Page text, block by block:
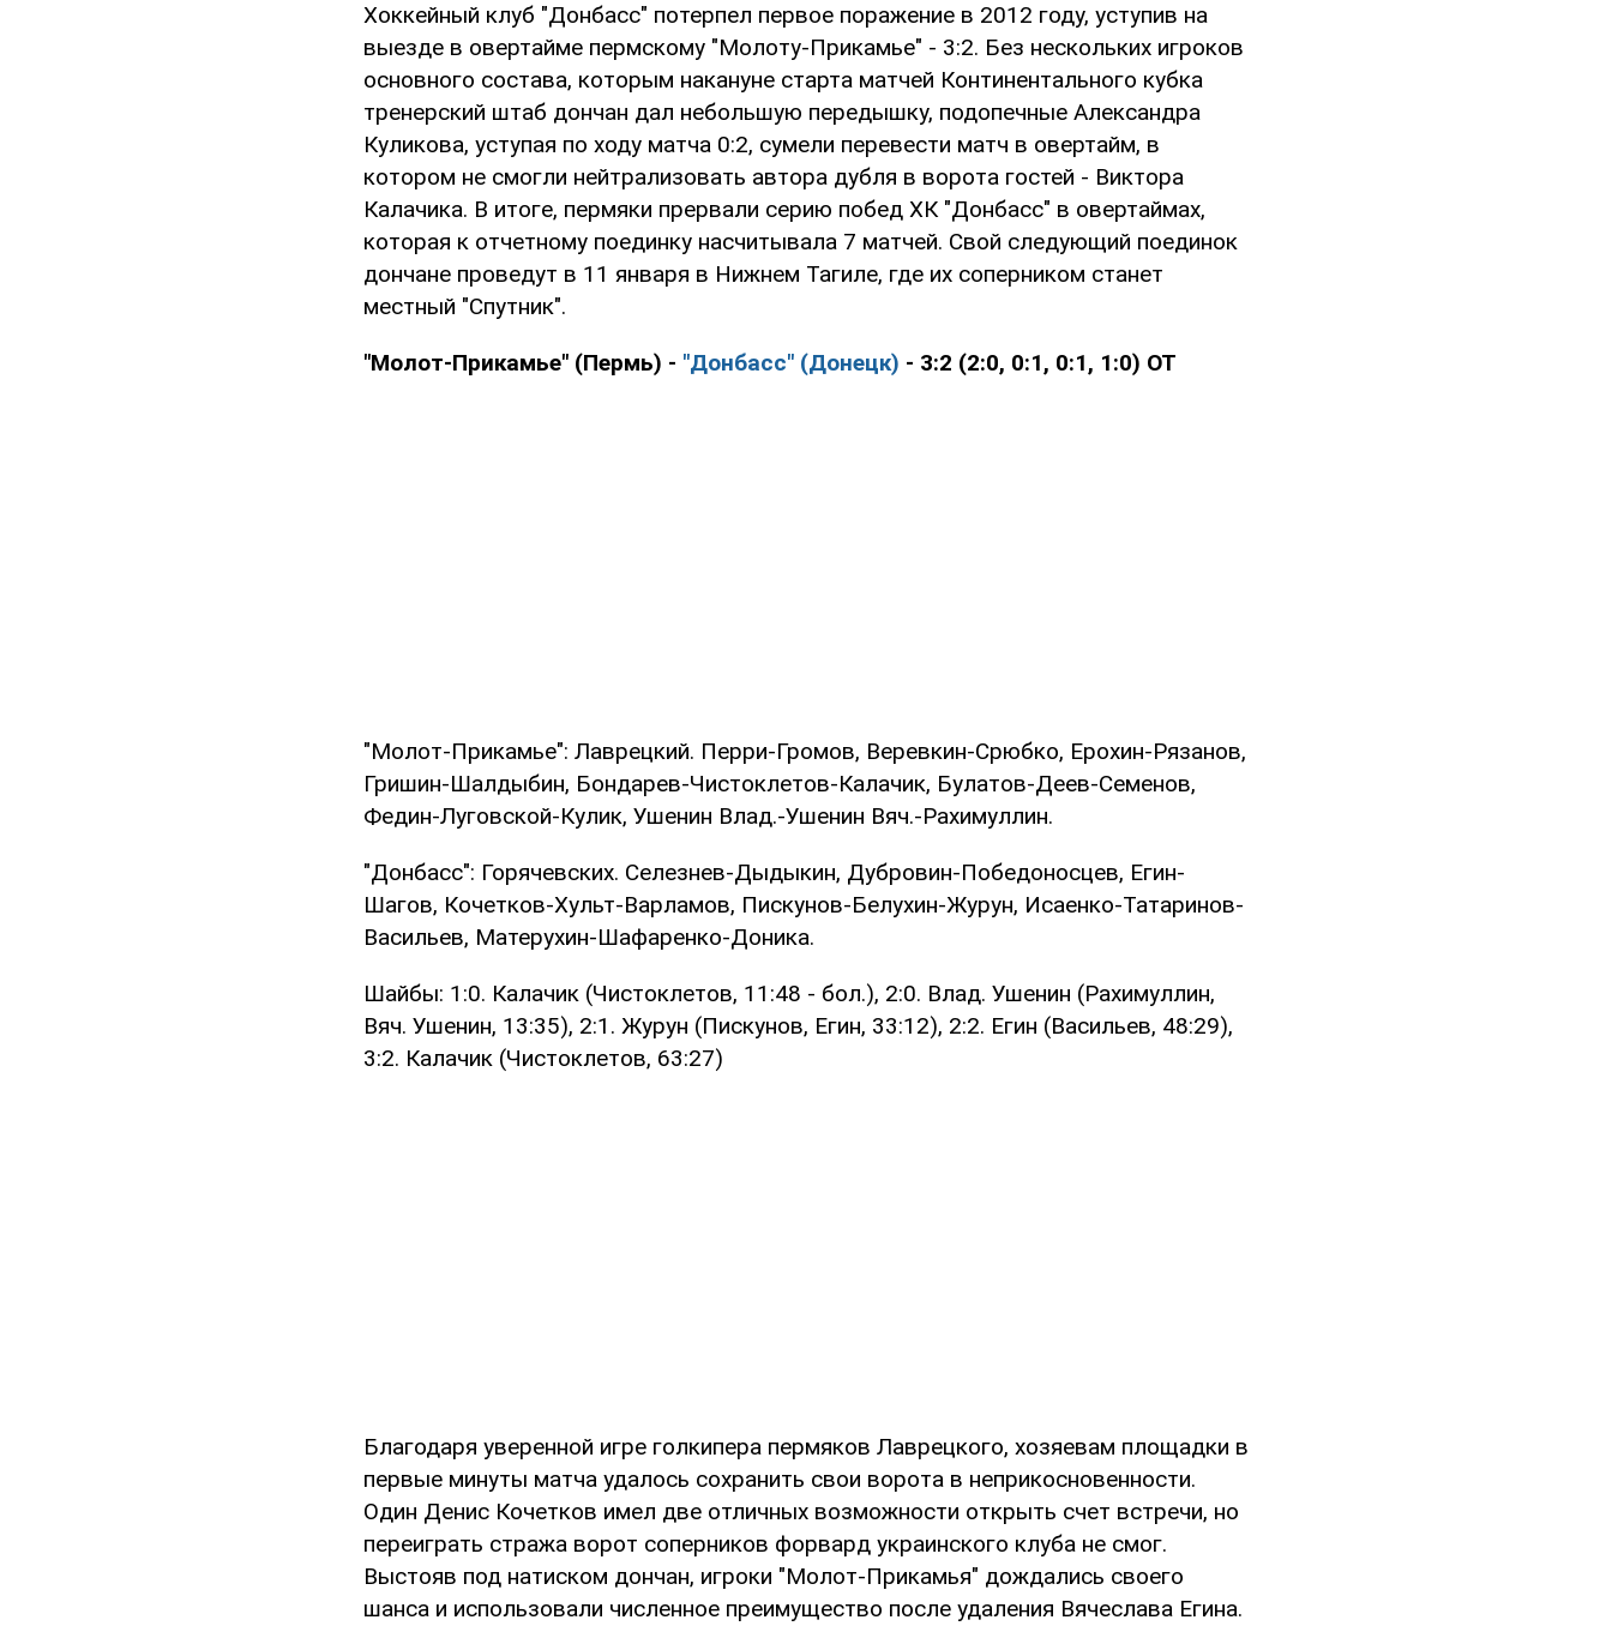
Хоккейный клуб "Донбасс" потерпел первое поражение в 2012 году, уступив на
выезде в овертайме пермскому "Молоту-Прикамье" - 3:2. Без нескольких игроков
основного состава, которым накануне старта матчей Континентального кубка
тренерский штаб дончан дал небольшую передышку, подопечные Александра
Куликова, уступая по ходу матча 0:2, сумели перевести матч в овертайм, в
котором не смогли нейтрализовать автора дубля в ворота гостей - Виктора
Калачика. В итоге, пермяки прервали серию побед ХК "Донбасс" в овертаймах,
которая к отчетному поединку насчитывала 7 матчей. Свой следующий поединок
дончане проведут в 11 января в Нижнем Тагиле, где их соперником станет
местный "Спутник".
"Молот-Прикамье" (Пермь) - "Донбасс" (Донецк) - 3:2 (2:0, 0:1, 0:1, 1:0) ОТ
"Молот-Прикамье": Лаврецкий. Перри-Громов, Веревкин-Срюбко, Ерохин-Рязанов,
Гришин-Шалдыбин, Бондарев-Чистоклетов-Калачик, Булатов-Деев-Семенов,
Федин-Луговской-Кулик, Ушенин Влад.-Ушенин Вяч.-Рахимуллин.
"Донбасс": Горячевских. Селезнев-Дыдыкин, Дубровин-Победоносцев, Егин-
Шагов, Кочетков-Хульт-Варламов, Пискунов-Белухин-Журун, Исаенко-Татаринов-
Васильев, Матерухин-Шафаренко-Доника.
Шайбы: 1:0. Калачик (Чистоклетов, 11:48 - бол.), 2:0. Влад. Ушенин (Рахимуллин,
Вяч. Ушенин, 13:35), 2:1. Журун (Пискунов, Егин, 33:12), 2:2. Егин (Васильев, 48:29),
3:2. Калачик (Чистоклетов, 63:27)
Благодаря уверенной игре голкипера пермяков Лаврецкого, хозяевам площадки в
первые минуты матча удалось сохранить свои ворота в неприкосновенности.
Один Денис Кочетков имел две отличных возможности открыть счет встречи, но
переиграть стража ворот соперников форвард украинского клуба не смог.
Выстояв под натиском дончан, игроки "Молот-Прикамья" дождались своего
шанса и использовали численное преимущество после удаления Вячеслава Егина.